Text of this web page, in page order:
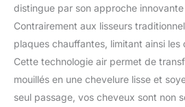
passage.
résultats
en
Conseils
sortie
peut
distingue par son approche
Contrairement aux lisseurs
plaques chauffantes, limitant ainsi les
Cette technologie air permet de
mouillés en une chevelure lisse et
seul passage, vos cheveux sont non